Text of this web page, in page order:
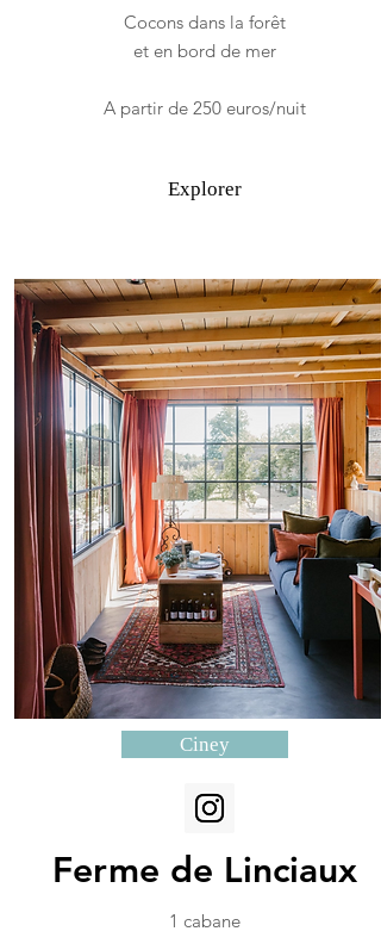
Cocons dans la forêt
et en bord de mer
A partir de 250 euros/nuit
Explorer
Ciney
Ferme de Linciaux
1 cabane